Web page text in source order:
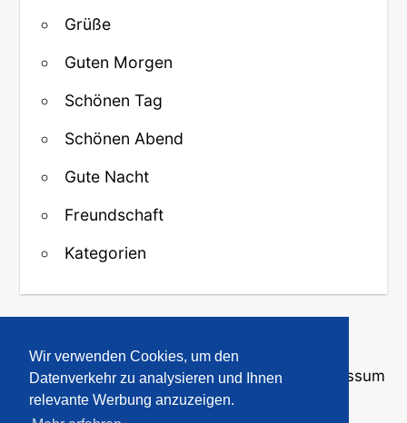
Wir verwenden Cookies, um den
Datenverkehr zu analysieren und Ihnen
relevante Werbung anzuzeigen.
Grüße
Guten Morgen
Schönen Tag
Schönen Abend
Gute Nacht
Freundschaft
Kategorien
↑ Zurück zum Anfang
Über uns·Kontakt·Datenschutz Impressum